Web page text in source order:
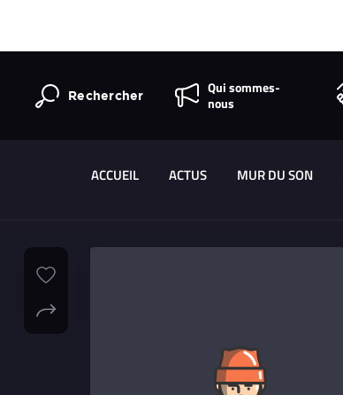
Rechercher
Qui sommes-
nous
ACCUEIL ACTUS MUR DU SON